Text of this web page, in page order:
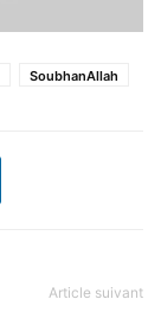
SoubhanAllah
Article suivant